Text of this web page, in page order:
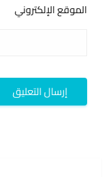
الموقع الإلكتروني